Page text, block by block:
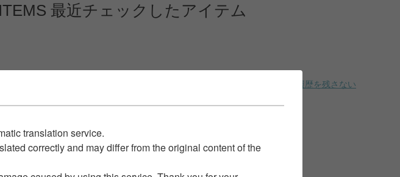
最近チェックしたアイテム
履歴を残さない
translation service.
correctly and may differ from the original content of the